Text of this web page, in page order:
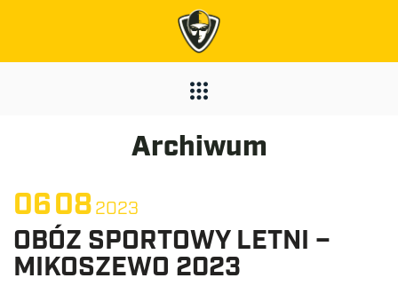
Archiwum
06082023
OBÓZ SPORTOWY LETNI –
MIKOSZEWO 2023